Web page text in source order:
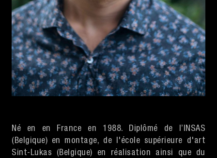
Né en en France en 1988. Diplômé de l’INSAS
(Belgique) en montage, de l'école supérieure d'art
Sint-Lukas (Belgique) en réalisation ainsi que du